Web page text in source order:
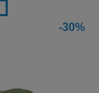
-30%